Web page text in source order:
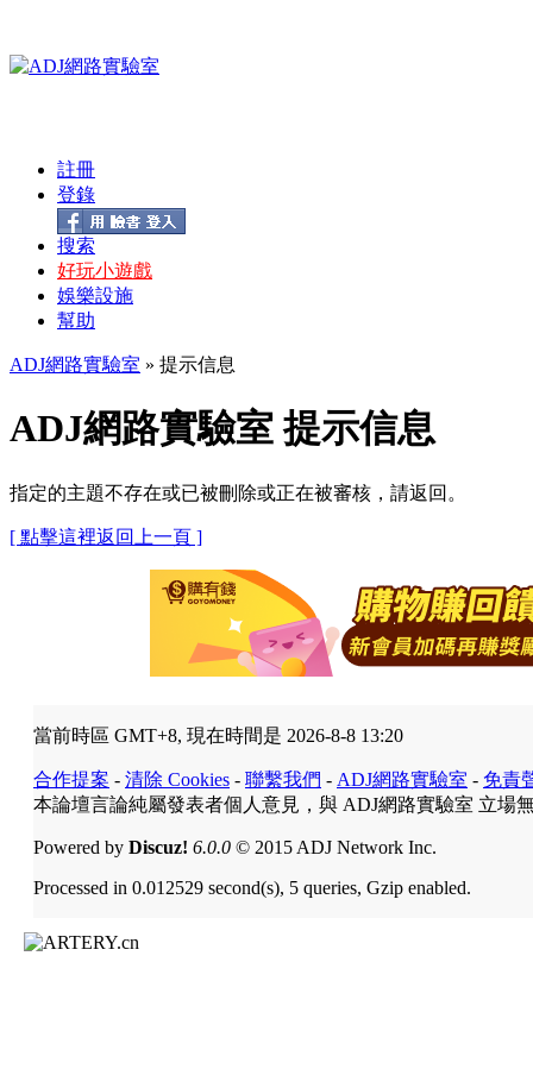
註冊
登錄
搜索
好玩小遊戲
娛樂設施
幫助
ADJ網路實驗室 » 提示信息
ADJ網路實驗室 提示信息
指定的主題不存在或已被刪除或正在被審核，請返回。
[ 點擊這裡返回上一頁 ]
當前時區 GMT+8, 現在時間是 2026-8-8 13:20
合作提案 - 清除 Cookies - 聯繫我們 - ADJ網路實驗室 - 免責
本論壇言論純屬發表者個人意見，與 ADJ網路實驗室 立場
Powered by Discuz! 6.0.0 © 2015 ADJ Network Inc.
Processed in 0.012529 second(s), 5 queries, Gzip enabled.